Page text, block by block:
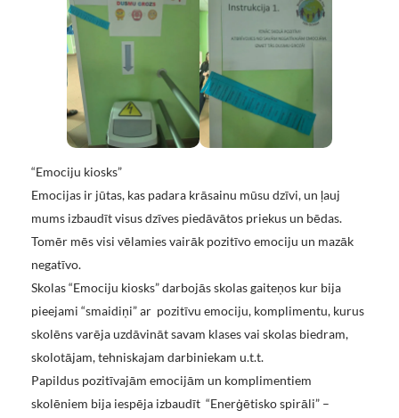
“Emociju kiosks”
Emocijas ir jūtas, kas padara krāsainu mūsu dzīvi, un ļauj
mums izbaudīt visus dzīves piedāvātos priekus un bēdas.
Tomēr mēs visi vēlamies vairāk pozitīvo emociju un mazāk
negatīvo.
Skolas “Emociju kiosks” darbojās skolas gaiteņos kur bija
pieejami “smaidiņi” ar pozitīvu emociju, komplimentu, kurus
skolēns varēja uzdāvināt savam klases vai skolas biedram,
skolotājam, tehniskajam darbiniekam u.t.t.
Papildus pozitīvajām emocijām un komplimentiem
skolēniem bija iespēja izbaudīt “Enerģētisko spirāli” –